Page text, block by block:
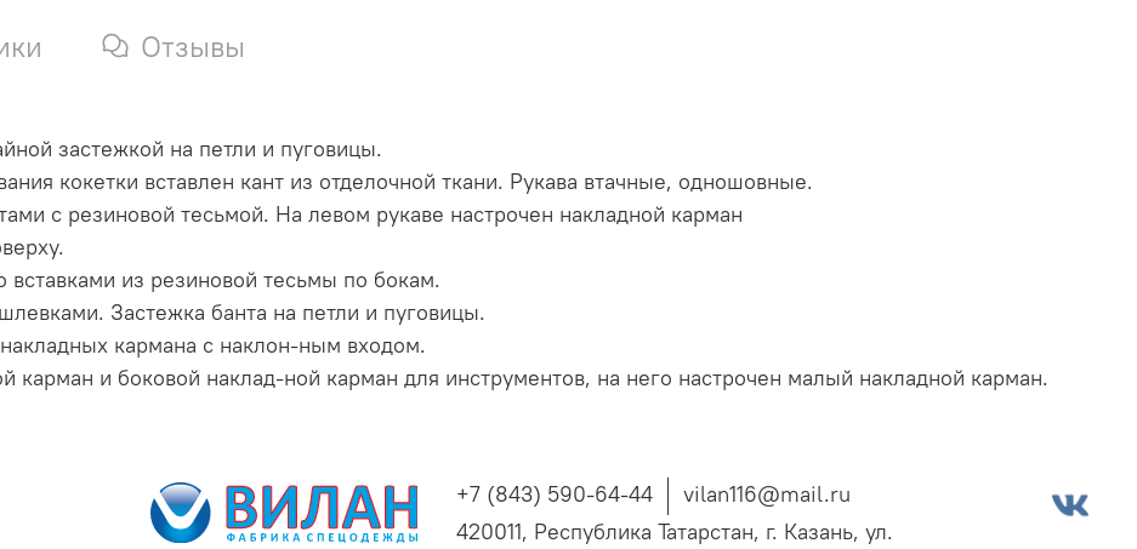
Отзывы
застежкой на петли и пуговицы.
кокетки вставлен кант из отделочной ткани. Рукава втачные, одношовные.
с резиновой тесьмой. На левом рукаве настрочен накладной карман
из резиновой тесьмы по бокам.
Застежка банта на петли и пуговицы.
кармана с наклон-ным входом.
карман и боковой наклад-ной карман для инструментов, на него настрочен малый накладной карман.
+7 (843) 590-64-44
vilan116@mail.ru
420011, Республика Татарстан, г. Казань, ул.